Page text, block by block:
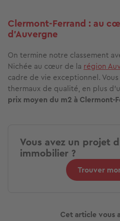
Clermont-Ferrand : au
d'Auvergne
On termine notre classement
Nichée au cœur de la région
cadre de vie exceptionnel.
thermaux de qualité, en plus
prix moyen du m2 à Clermont-
Vous avez un projet
immobilier ?
Trouver
Cet article vous